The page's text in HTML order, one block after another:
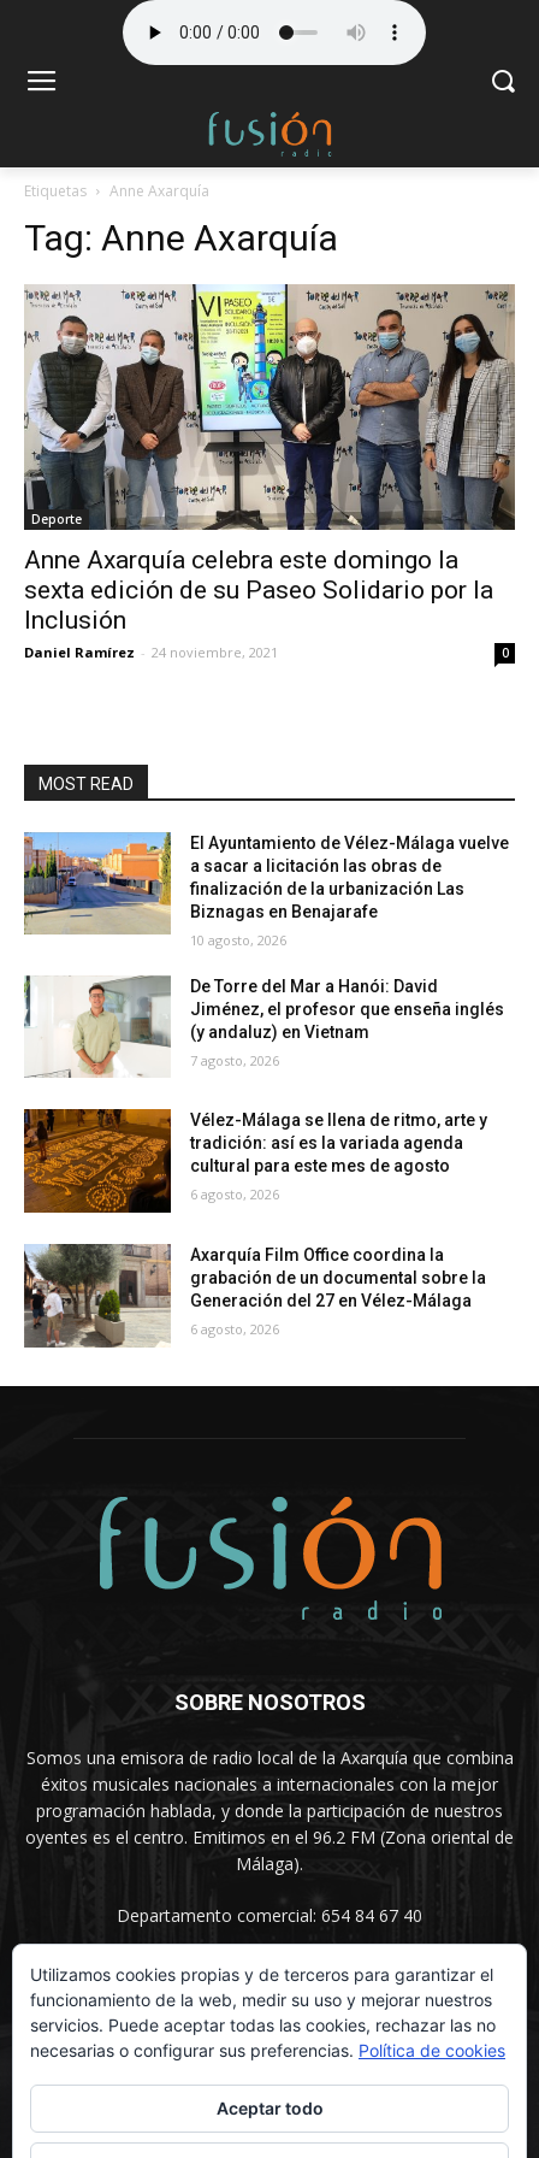
Etiquetas Anne Axarquía
Tag: Anne Axarquía
Deporte
Anne Axarquía celebra este domingo la
sexta edición de su Paseo Solidario por la
Inclusión
Daniel Ramírez - 24 noviembre, 2021 0
MOST READ
El Ayuntamiento de Vélez-Málaga vuelve
a sacar a licitación las obras de
finalización de la urbanización Las
Biznagas en Benajarafe
10 agosto, 2026
De Torre del Mar a Hanói: David
Jiménez, el profesor que enseña inglés
(y andaluz) en Vietnam
7 agosto, 2026
Vélez-Málaga se llena de ritmo, arte y
tradición: así es la variada agenda
cultural para este mes de agosto
6 agosto, 2026
Axarquía Film Office coordina la
grabación de un documental sobre la
Generación del 27 en Vélez-Málaga
6 agosto, 2026
SOBRE NOSOTROS
Somos una emisora de radio local de la Axarquía que combina
éxitos musicales nacionales a internacionales con la mejor
programación hablada, y donde la participación de nuestros
oyentes es el centro. Emitimos en el 96.2 FM (Zona oriental de
Málaga).
Departamento comercial: 654 84 67 40
SÍGUENOS
Utilizamos cookies propias y de terceros para garantizar el
funcionamiento de la web, medir su uso y mejorar nuestros
servicios. Puede aceptar todas las cookies, rechazar las no
necesarias o configurar sus preferencias. Política de cookies
Aceptar todo